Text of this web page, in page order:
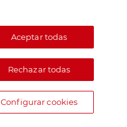
Aceptar todas
Rechazar todas
Configurar cookies